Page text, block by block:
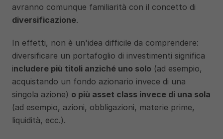
diversificazione.
In effetti, non è un'idea difficile da comprendere:
diversificare un portafoglio di investimenti significa
includere più titoli anziché uno solo (ad esempio,
acquistando un fondo azionario invece di una
singola azione) o più asset class invece di una sola
(ad esempio, azioni, obbligazioni, materie prime,
liquidità, ecc.).